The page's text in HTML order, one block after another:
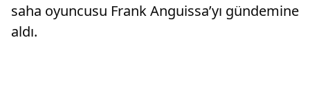
saha oyuncusu Frank Anguissa’yı gündemine
aldı.